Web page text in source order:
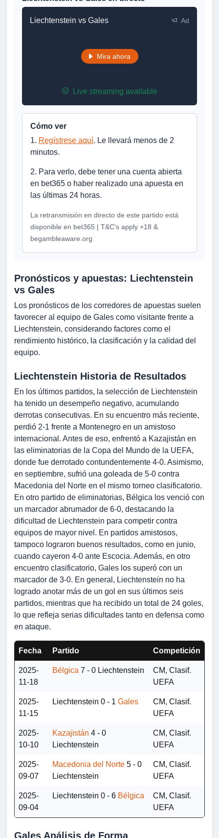
Liechtenstein vs Gales Ad
Mira ahora
Live streaming available
Cómo ver
1. Regístrese aquí. Le llevará menos de 2
minutos.
2. Para verlo, debe tener una cuenta abierta
en bet365 o haber realizado una apuesta en
las últimas 24 horas.
La retransmisión en directo de este partido está
disponible en bet365 | T&C's apply +18 &
begambleaware.org
Pronósticos y apuestas: Liechtenstein
vs Gales
Los pronósticos de los corredores de apuestas suelen
favorecer al equipo de Gales como visitante frente a
Liechtenstein, considerando factores como el
rendimiento histórico, la clasificación y la calidad del
equipo.
Liechtenstein Historia de Resultados
En los últimos partidos, la selección de Liechtenstein
ha tenido un desempeño negativo, acumulando
derrotas consecutivas. En su encuentro más reciente,
perdió 2-1 frente a Montenegro en un amistoso
internacional. Antes de eso, enfrentó a Kazajistán en
las eliminatorias de la Copa del Mundo de la UEFA,
donde fue derrotado contundentemente 4-0. Asimismo,
en septiembre, sufrió una goleada de 5-0 contra
Macedonia del Norte en el mismo torneo clasificatorio.
En otro partido de eliminatorias, Bélgica los venció con
un marcador abrumador de 6-0, destacando la
dificultad de Liechtenstein para competir contra
equipos de mayor nivel. En partidos amistosos,
tampoco lograron buenos resultados, como en junio,
cuando cayeron 4-0 ante Escocia. Además, en otro
encuentro clasificatorio, Gales los superó con un
marcador de 3-0. En general, Liechtenstein no ha
logrado anotar más de un gol en sus últimos seis
partidos, mientras que ha recibido un total de 24 goles,
lo que refleja serias dificultades tanto en defensa como
en ataque.
Fecha Partido Competición
2025-
11-18
Bélgica 7 - 0 Liechtenstein
CM, Clasif.
UEFA
2025-
11-15
Liechtenstein 0 - 1 Gales
CM, Clasif.
UEFA
2025-
10-10
Kazajistán 4 - 0
Liechtenstein
CM, Clasif.
UEFA
2025-
09-07
Macedonia del Norte 5 - 0
Liechtenstein
CM, Clasif.
UEFA
2025-
09-04
Liechtenstein 0 - 6 Bélgica
CM, Clasif.
UEFA
Gales Análisis de Forma